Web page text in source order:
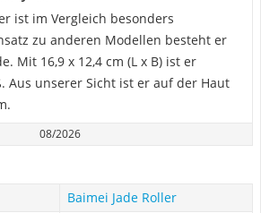
ist im Vergleich besonders
zu anderen Modellen besteht er
Mit 16,9 x 12,4 cm (L x B) ist er
Aus unserer Sicht ist er auf der Haut
08/2026
Baimei Jade Roller